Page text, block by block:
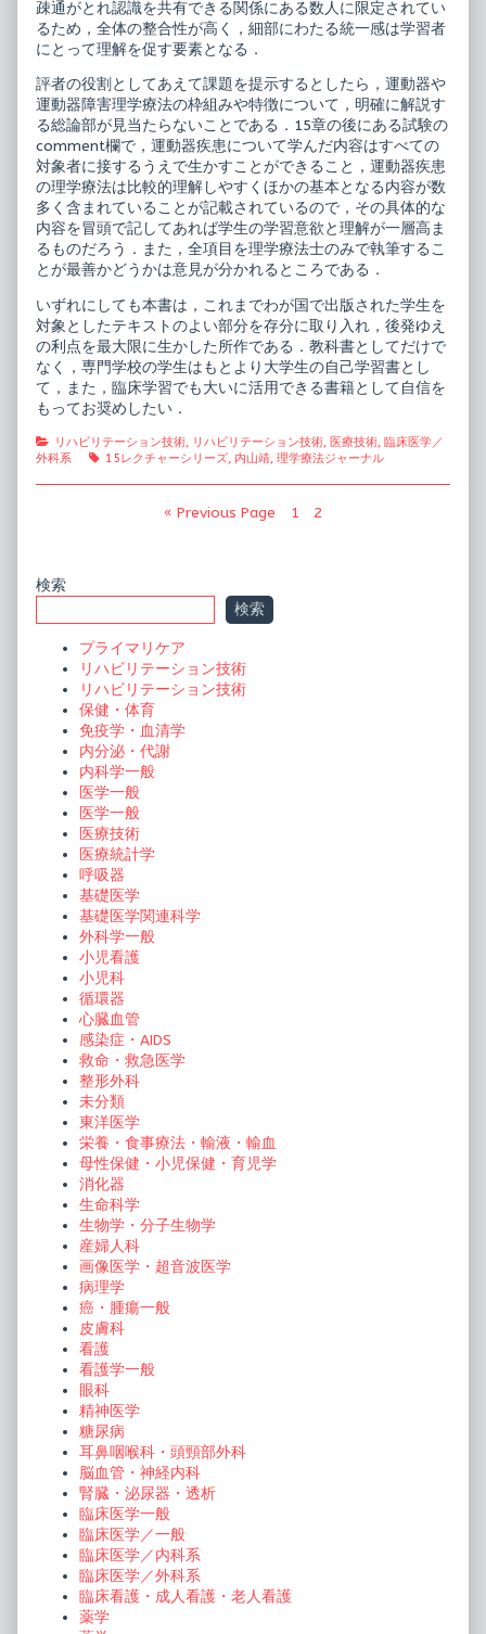
疎通がとれ認識を共有できる関係にある数人に限定されてい
るため，全体の整合性が高く，細部にわたる統一感は学習者
にとって理解を促す要素となる．
評者の役割としてあえて課題を提示するとしたら，運動器や
運動器障害理学療法の枠組みや特徴について，明確に解説す
る総論部が見当たらないことである．15章の後にある試験の
comment欄で，運動器疾患について学んだ内容はすべての
対象者に接するうえで生かすことができること，運動器疾患
の理学療法は比較的理解しやすくほかの基本となる内容が数
多く含まれていることが記載されているので，その具体的な
内容を冒頭で記してあれば学生の学習意欲と理解が一層高ま
るものだろう．また，全項目を理学療法士のみで執筆するこ
とが最善かどうかは意見が分かれるところである．
いずれにしても本書は，これまでわが国で出版された学生を
対象としたテキストのよい部分を存分に取り入れ，後発ゆえ
の利点を最大限に生かした所作である．教科書としてだけで
なく，専門学校の学生はもとより大学生の自己学習書とし
て，また，臨床学習でも大いに活用できる書籍として自信を
もってお奨めしたい．
Categories
リハビリテーション技術, リハビリテーション技術, 医療技術, 臨床医学／
外科系
Tags
15レクチャーシリーズ, 内山靖, 理学療法ジャーナル
の
« Previous Page Page
1 Page
2
Primary
Sidebar
検索
検索
プライマリケア
リハビリテーション技術
リハビリテーション技術
保健・体育
免疫学・血清学
内分泌・代謝
内科学一般
医学一般
医学一般
医療技術
医療統計学
呼吸器
基礎医学
基礎医学関連科学
外科学一般
小児看護
小児科
循環器
心臓血管
感染症・AIDS
救命・救急医学
整形外科
未分類
東洋医学
栄養・食事療法・輸液・輸血
母性保健・小児保健・育児学
消化器
生命科学
生物学・分子生物学
産婦人科
画像医学・超音波医学
病理学
癌・腫瘍一般
皮膚科
看護
看護学一般
眼科
精神医学
糖尿病
耳鼻咽喉科・頭頸部外科
脳血管・神経内科
腎臓・泌尿器・透析
臨床医学一般
臨床医学／一般
臨床医学／内科系
臨床医学／外科系
臨床看護・成人看護・老人看護
薬学